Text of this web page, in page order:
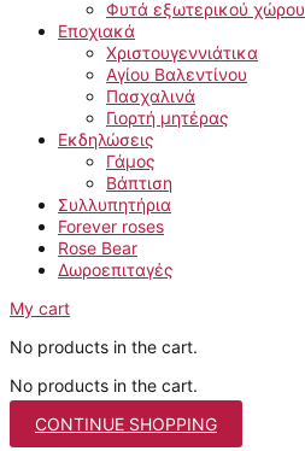
Φυτά εξωτερικού χώρου
Εποχιακά
Χριστουγεννιάτικα
Αγίου Βαλεντίνου
Πασχαλινά
Γιορτή μητέρας
Εκδηλώσεις
Γάμος
Βάπτιση
Συλλυπητήρια
Forever roses
Rose Bear
Δωροεπιταγές
My cart
No products in the cart.
No products in the cart.
CONTINUE SHOPPING